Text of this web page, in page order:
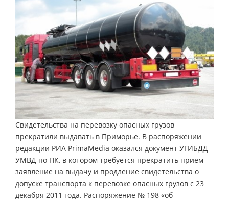
Свидетельства на перевозку опасных грузов
прекратили выдавать в Приморье. В распоряжении
редакции РИА PrimaMedia оказался документ УГИБДД
УМВД по ПК, в котором требуется прекратить прием
заявление на выдачу и продление свидетельства о
допуске транспорта к перевозке опасных грузов с 23
декабря 2011 года. Распоряжение № 198 «об